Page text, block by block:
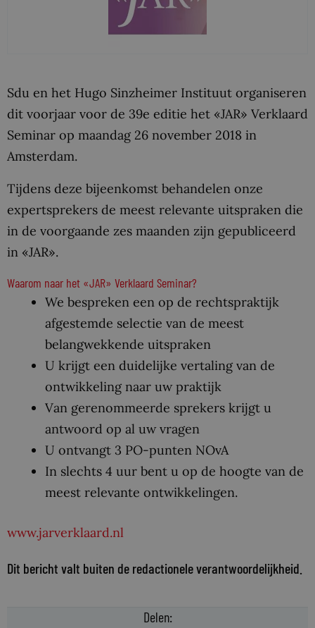
Sdu en het Hugo Sinzheimer Instituut organiseren
dit voorjaar voor de 39e editie het «JAR» Verklaard
Seminar op maandag 26 november 2018 in
Amsterdam.
Tijdens deze bijeenkomst behandelen onze
expertsprekers de meest relevante uitspraken die
in de voorgaande zes maanden zijn gepubliceerd
in «JAR».
Waarom naar het «JAR» Verklaard Seminar?
We bespreken een op de rechtspraktijk
afgestemde selectie van de meest
belangwekkende uitspraken
U krijgt een duidelijke vertaling van de
ontwikkeling naar uw praktijk
Van gerenommeerde sprekers krijgt u
antwoord op al uw vragen
U ontvangt 3 PO-punten NOvA
In slechts 4 uur bent u op de hoogte van de
meest relevante ontwikkelingen.
www.jarverklaard.nl
Dit bericht valt buiten de redactionele verantwoordelijkheid.
Delen: